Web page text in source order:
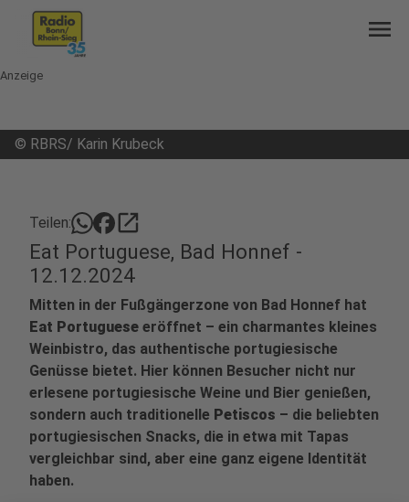
menu
Anzeige
© RBRS/ Karin Krubeck
Teilen: open_in_new
Eat Portuguese, Bad Honnef -
12.12.2024
Mitten in der Fußgängerzone von Bad Honnef hat
Eat Portuguese eröffnet – ein charmantes kleines
Weinbistro, das authentische portugiesische
Genüsse bietet. Hier können Besucher nicht nur
erlesene portugiesische Weine und Bier genießen,
sondern auch traditionelle Petiscos – die beliebten
portugiesischen Snacks, die in etwa mit Tapas
vergleichbar sind, aber eine ganz eigene Identität
haben.